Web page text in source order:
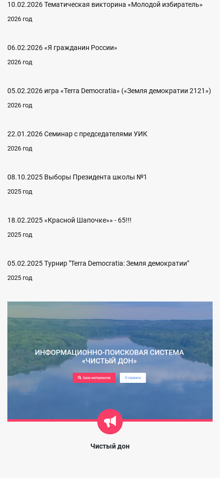
10.02.2026 Тематическая викторина «Молодой избиратель»
2026 год
06.02.2026 «Я гражданин России»
2026 год
05.02.2026 игра «Terra Democratia» («Земля демократии 2121»)
2026 год
22.01.2026 Семинар с председателями УИК
2026 год
08.10.2025 Выборы Президента школы №1
2025 год
18.02.2025 «Красной Шапочке»» - 65!!!
2025 год
05.02.2025 Турнир "Terra Democratia: Земля демократии"
2025 год
Чистый дон